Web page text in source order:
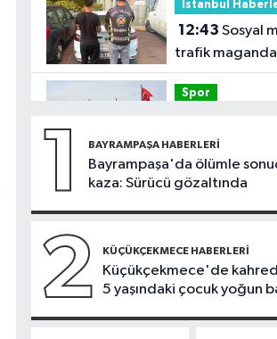
İstanbul
12:43
trafik
özendirdi,
oldu: 72 bin lira
Spor
Lig'de günün
açıklandı
Sağlık
teknolojiyle
kayıpları
Güncel
11:28Türkiye'nin en iyi
simitleri listesi
1 BAYRAMPAŞA HABERLERI
Bayrampaşa'da ölümle
kaza: Sürücü gözaltında
2 KÜÇÜKÇEKMECE HABERLERI
Küçükçekmece'de
5 yaşındaki çocuk yoğun